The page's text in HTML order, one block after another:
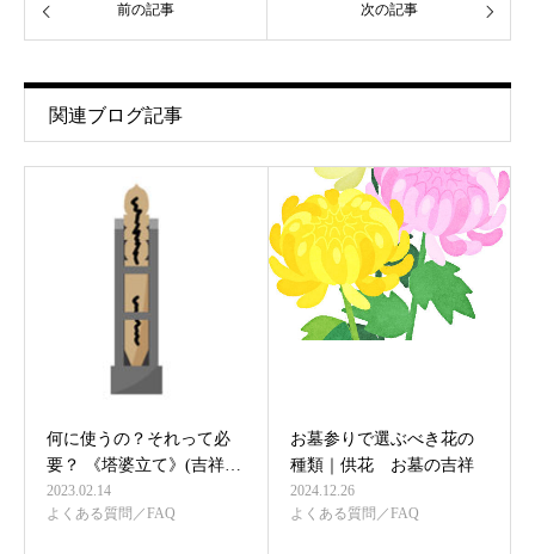
前の記事 次の記事
関連ブログ記事
何に使うの？それって必
要？ 《塔婆立て》(吉祥…
2023.02.14
よくある質問／FAQ
お墓参りで選ぶべき花の
種類｜供花 お墓の吉祥
2024.12.26
よくある質問／FAQ